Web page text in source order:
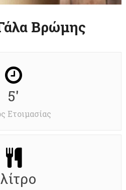
Βρώμης
5'
Ετοιμασίας